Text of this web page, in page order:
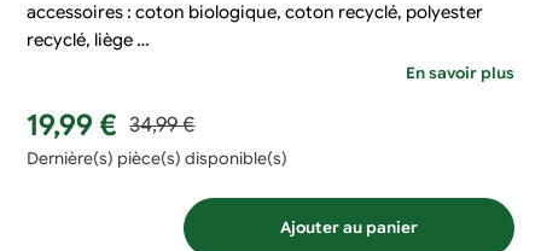
accessoires : coton biologique, coton recyclé, polyester
recyclé, liège …
En savoir plus
34,99€
Le
prix
19,99 €
Le
prix
Dernière(s) pièce(s) disponible(s)
Ajouter au panier